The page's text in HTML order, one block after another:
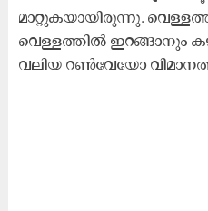
മാ​റ്റു​ക​യാ​യി​രു​ന്നു.
വെ​ള്ള​ത്തി​ൽ ഇ​റ​ങ്ങാ​നും
വ​ലി​യ റ​ൺ​വേ​യോ